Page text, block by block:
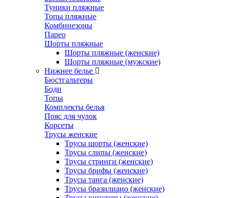
Туники пляжные
Топы пляжные
Комбинезоны
Парео
Шорты пляжные
Шорты пляжные (женские)
Шорты пляжные (мужские)
Нижнее белье
Бюстгальтеры
Боди
Топы
Комплекты белья
Пояс для чулок
Корсеты
Трусы женские
Трусы шорты (женские)
Трусы слипы (женские)
Трусы стринги (женские)
Трусы брифы (женские)
Трусы танга (женские)
Трусы бразилиано (женские)